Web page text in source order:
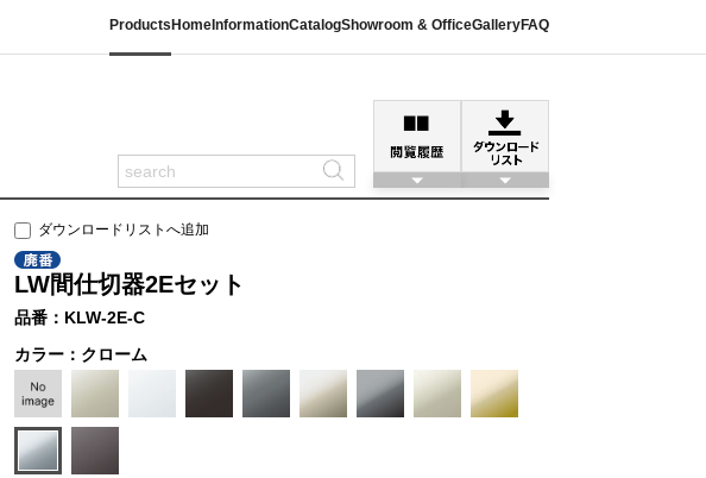
Products Home InformationCatalogShowroom & OfficeGalleryFAQ
ダウンロードリストへ追加
LW間仕切器2Eセット
品番：KLW-2E-C
カラー：クローム